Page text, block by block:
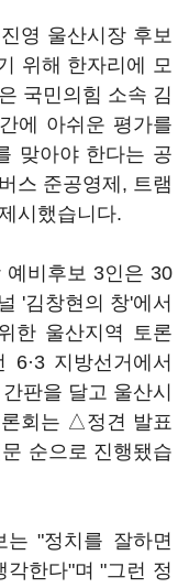
영 울산시장 후보
위해 한자리에 모
국민의힘 소속 김
에 아쉬운 평가를
맞아야 한다는 공
스 준공영제, 트램
시했습니다.
예비후보 3인은 30
'김창현의 창'에서
한 울산지역 토론
6·3 지방선거에서
판을 달고 울산시
회는 △정견 발표
순으로 진행됐습
"정치를 잘하면
한다"며 "그런 정